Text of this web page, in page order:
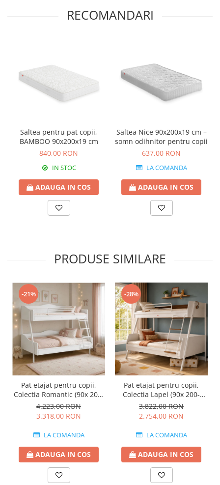
RECOMANDARI
Saltea pentru pat copii,
BAMBOO 90x200x19 cm
840,00 RON
IN STOC
ADAUGA IN COS
Saltea Nice 90x200x19 cm –
somn odihnitor pentru copii
637,00 RON
LA COMANDA
ADAUGA IN COS
PRODUSE SIMILARE
-21%
Pat etajat pentru copii,
Colectia Romantic (90x 200-
120x200 cm)
4.223,00 RON
3.318,00 RON
LA COMANDA
ADAUGA IN COS
-28%
Pat etajat pentru copii,
Colectia Lapel (90x 200-
120x200 cm)
3.822,00 RON
2.754,00 RON
LA COMANDA
ADAUGA IN COS